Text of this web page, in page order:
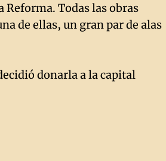
Reforma. Todas las obras
de ellas, un gran par de alas
donarla a la capital